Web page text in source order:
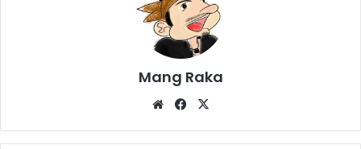
Mang Raka
WebsiteFacebook